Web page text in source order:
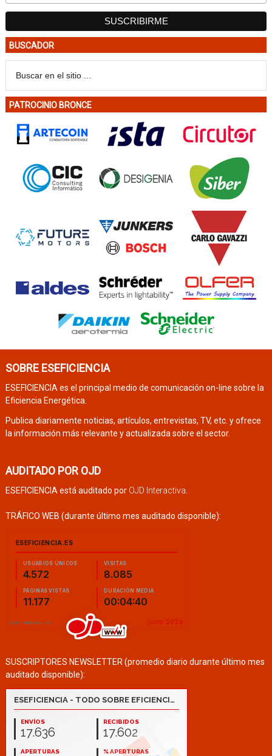
BUSCADOR
PATROCINIO BRONCE
SOBRE ESEFICIENCIA
ESEFICIENCIA es el principal medio de comunicación on-line sobre la
Eficiencia Energética.
Publica diariamente noticias, artículos, entrevistas, TV, etc. y ofrece
la información más relevante y actualizada sobre el sector.
AUDITADO POR OJD
ESEFICIENCIA está auditado por OJD Interactiva
TRÁFICO WEB (durante último mes auditado disponible):
SUSCRIPTORES NEWSLETTER (promedio diario durante último mes
auditado disponible):